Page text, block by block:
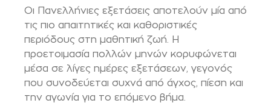
Οι Πανελλήνιες εξετάσεις αποτελούν μία από
τις πιο απαιτητικές και καθοριστικές
περιόδους στη μαθητική ζωή. Η
προετοιμασία πολλών μηνών κορυφώνεται
μέσα σε λίγες ημέρες εξετάσεων, γεγονός
που συνοδεύεται συχνά από άγχος, πίεση και
την αγωνία για το επόμενο βήμα.